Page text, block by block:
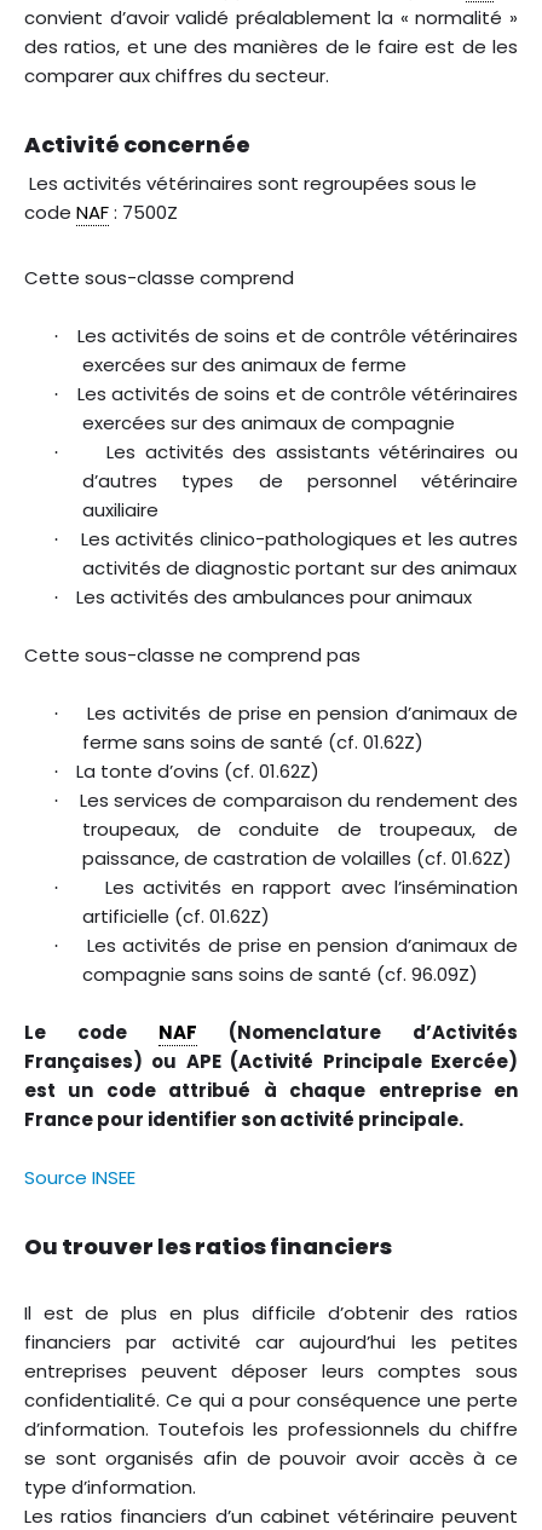
convient d’avoir validé préalablement la « normalité »
des ratios, et une des manières de le faire est de les
comparer aux chiffres du secteur.
Activité concernée
Les activités vétérinaires sont regroupées sous le
code NAF: 7500Z
Cette sous-classe comprend
·
Les activités de soins et de contrôle vétérinaires
exercées sur des animaux de ferme
·
Les activités de soins et de contrôle vétérinaires
exercées sur des animaux de compagnie
·
Les activités des assistants vétérinaires ou
d’autres types de personnel vétérinaire
auxiliaire
·
Les activités clinico-pathologiques et les autres
activités de diagnostic portant sur des animaux
· Les activités des ambulances pour animaux
Cette sous-classe ne comprend pas
·
Les activités de prise en pension d’animaux de
ferme sans soins de santé (cf. 01.62Z)
· La tonte d’ovins (cf. 01.62Z)
·
Les services de comparaison du rendement des
troupeaux, de conduite de troupeaux, de
paissance, de castration de volailles (cf. 01.62Z)
·
Les activités en rapport avec l’insémination
artificielle (cf. 01.62Z)
·
Les activités de prise en pension d’animaux de
compagnie sans soins de santé (cf. 96.09Z)
Le code NAF (Nomenclature d’Activités
Françaises) ou APE (Activité Principale Exercée)
est un code attribué à chaque entreprise en
France pour identifier son activité principale.
Source INSEE
Ou trouver les ratios financiers
Il est de plus en plus difficile d’obtenir des ratios
financiers par activité car aujourd’hui les petites
entreprises peuvent déposer leurs comptes sous
confidentialité. Ce qui a pour conséquence une perte
d’information. Toutefois les professionnels du chiffre
se sont organisés afin de pouvoir avoir accès à ce
type d’information.
Les ratios financiers d’un cabinet vétérinaire peuvent